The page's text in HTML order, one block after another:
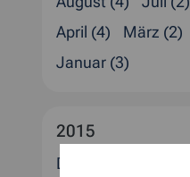
April (4)
März (2)
Januar (3)
2015
Dezember (4)